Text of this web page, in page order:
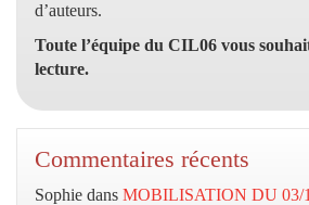
d’auteurs.
Toute l’équipe du CIL06 vous
lecture.
Commentaires récents
Sophie dans MOBILISATION DU 03/